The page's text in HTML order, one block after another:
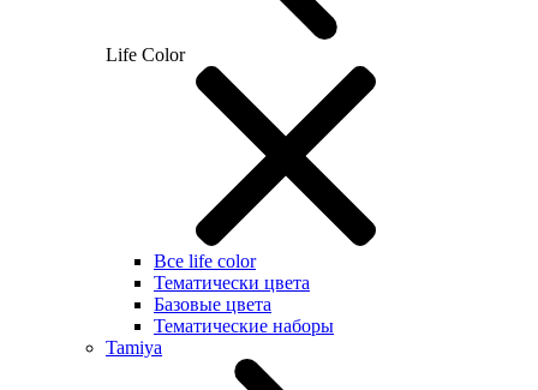
Life Color
Все life color
Тематически цвета
Базовые цвета
Тематические наборы
Tamiya